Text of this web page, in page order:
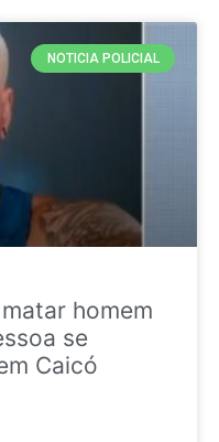
NOTICIA POLICIAL
homem
se
Caicó